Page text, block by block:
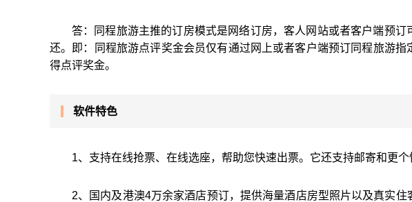
答：同程旅游主推的订房模式是网络订房，客人网站或者客户端预
还。即：同程旅游点评奖金会员仅有通过网上或者客户端预订同程旅游
得点评奖金。
软件特色
1、支持在线抢票、在线选座，帮助您快速出票。它还支持邮寄和更
2、国内及港澳4万余家酒店预订，提供海量酒店房型照片以及真实